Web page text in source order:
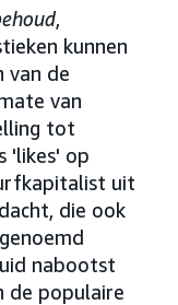
,
kunnen
van de
van
tot
'likes' op
uit
die ook
nabootst
de populaire